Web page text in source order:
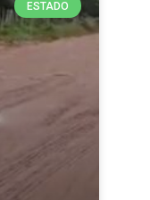
ESTADO